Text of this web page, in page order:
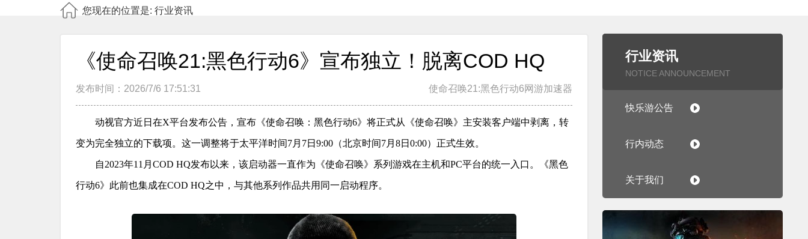
您现在的位置是: 行业资讯
行业资讯
NOTICE ANNOUNCEMENT
快乐游公告
行内动态
关于我们
《使命召唤21:黑色行动6》宣布独立！脱离COD HQ
发布时间：2026/7/6 17:51:31 使命召唤21:黑色行动6网游加速器
动视官方近日在X平台发布公告，宣布《使命召唤：黑色行动6》将正式从《使命召唤》主安装客户端中剥离，转
变为完全独立的下载项。这一调整将于太平洋时间7月7日9:00（北京时间7月8日0:00）正式生效。
自2023年11月COD HQ发布以来，该启动器一直作为《使命召唤》系列游戏在主机和PC平台的统一入口。《黑色
行动6》此前也集成在COD HQ之中，与其他系列作品共用同一启动程序。